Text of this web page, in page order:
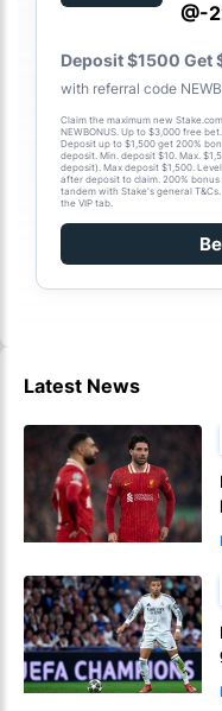
@-
Deposit $1500 Get
with referral code
Claim the maximum new
NEWBONUS. Up to $3,000 free
Deposit up to $1,500 get 200%
deposit. Min. deposit $10. Max.
deposit). Max deposit $1,500.
after deposit to claim. 200%
tandem with Stake's general
the VIP tab.
Latest News